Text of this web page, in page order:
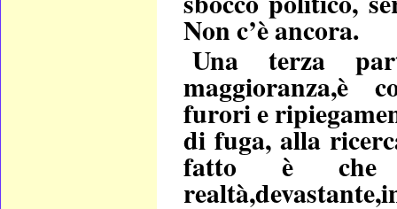
Non c’è ancora.
Una terza
maggioranza,è
furori e
di fuga, alla
fatto è che